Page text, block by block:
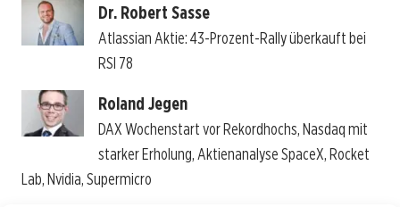
Dr. Robert Sasse
Atlassian Aktie: 43-Prozent-Rally überkauft bei
RSI 78
Roland Jegen
DAX Wochenstart vor Rekordhochs, Nasdaq mit
starker Erholung, Aktienanalyse SpaceX, Rocket
Lab, Nvidia, Supermicro